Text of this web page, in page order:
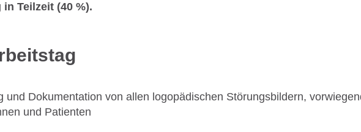
Teilzeit (40 %).
und Dokumentation von allen logopädischen Störungsbildern,
und Patienten